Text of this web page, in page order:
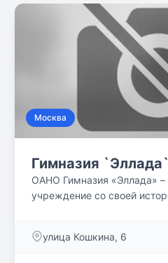
Москва
Гимназия `Эллада`
ОАНО Гимназия «Эллада» –
учреждение со своей
физически и нравственно
улица Кошкина, 6